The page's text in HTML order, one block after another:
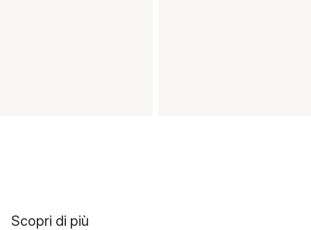
Scopri di più